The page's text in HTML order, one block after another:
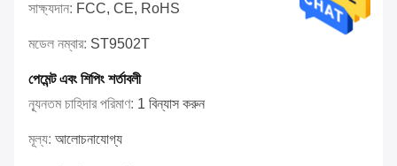
সাক্ষ্যদান: FCC, CE, RoHS
মডেল নম্বার: ST9502T
পেমেন্ট এবং শিপিং শর্তাবলী
ন্যূনতম চাহিদার পরিমাণ: 1 বিন্যাস করুন
মূল্য: আলোচনাযোগ্য